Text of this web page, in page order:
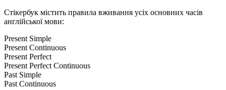
Стікербук містить правила вживання усіх основних часів
англійської мови:
Present Simple
Present Continuous
Present Perfect
Present Perfect Continuous
Past Simple
Past Continuous